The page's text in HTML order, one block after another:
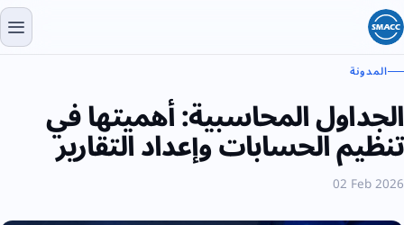
المدونة
الجداول المحاسبية: أهميتها في
تنظيم الحسابات وإعداد التقارير
02 Feb 2026